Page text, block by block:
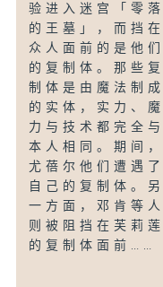
验进入迷宫「零落
的王墓」，而挡在
众人面前的是他们
的复制体。那些复
制体是由魔法制成
的实体，实力、魔
力与技术都完全与
本人相同。期间，
尤蓓尔他们遭遇了
自己的复制体。另
一方面，邓肯等人
则被阻挡在芙莉莲
的复制体面前……